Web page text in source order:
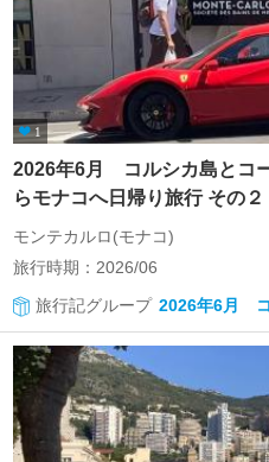
1
2026年6月 コルシカ島とコ
らモナコへ日帰り旅行 その２
モンテカルロ(モナコ)
旅行時期：2026/06
旅行記グループ 2026年6月